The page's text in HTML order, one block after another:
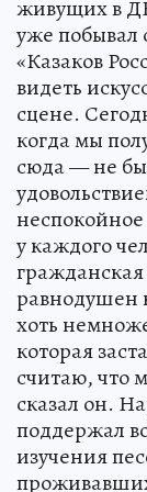
живущих в
уже побывал
«Казаков
видеть
сцене.
когда мы
сюда — не
у каждого
равнодушен
хоть
которая
считаю, что
сказал он.
поддержал
изучения